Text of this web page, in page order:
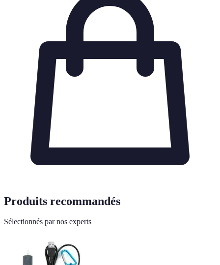
Produits recommandés
Sélectionnés par nos experts